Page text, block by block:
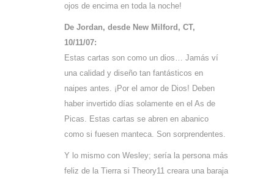
ojos de encima en toda la noche!
De Jordan, desde New Milford, CT,
10/11/07:
Estas cartas son como un dios… Jamás ví
una calidad y diseño tan fantásticos en
naipes antes. ¡Por el amor de Dios! Deben
haber invertido días solamente en el As de
Picas. Estas cartas se abren en abanico
como si fuesen manteca. Son sorprendentes.
Y lo mismo con Wesley; sería la persona más
feliz de la Tierra si Theory11 creara una baraja